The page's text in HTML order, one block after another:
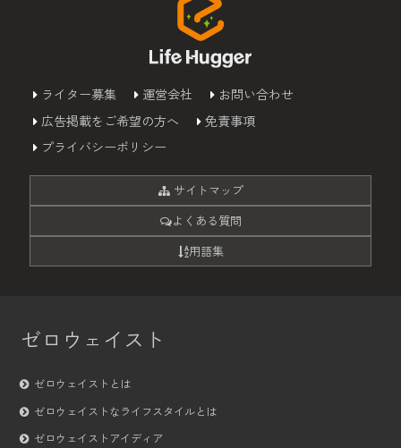
ライター募集 運営会社
お問い合わせ
広告掲載をご希望の方へ
免責事項
プライバシーポリシー
サイトマップ
よくある質問
用語集
ゼロウェイスト
ゼロウェイストとは
ゼロウェイストなライフスタイルとは
ゼロウェイストアイディア